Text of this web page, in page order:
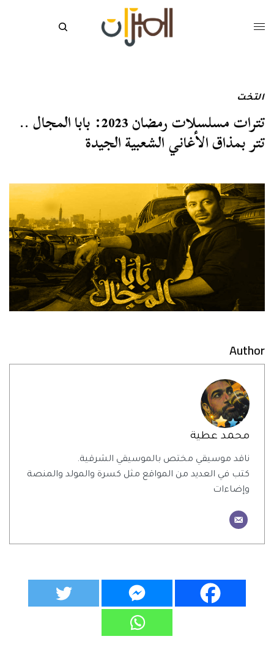
التخت
تترات مسلسلات رمضان 2023: بابا المجال ..
تتر بمذاق الأغاني الشعبية الجيدة
Author
محمد عطية
ناقد موسيقي مختص بالموسيقي الشرقية.
كتب في العديد من المواقع مثل كسرة والمولد والمنصة
وإضاءات